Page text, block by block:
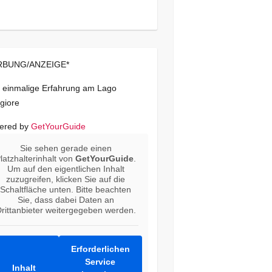
ANZEIGE*
einmalige Erfahrung am Lago
by GetYourGuide
Sie sehen gerade einen
vonGetYourGuide
Um auf den eigentlichen Inhalt
zuzugreifen, klicken Sie auf die
Schaltfläche unten. Bitte beachten
Sie, dass dabei Daten an
weitergegeben werden.
Inhalt
Erforderlichen
Service